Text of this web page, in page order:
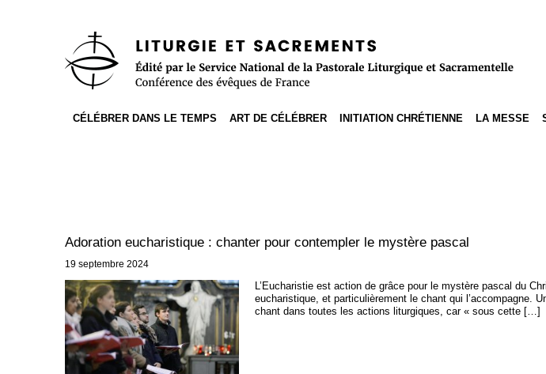
Accès direct à la recherche
CÉLÉBRER DANS LE TEMPS ART DE CÉLÉBRER INITIATION CHRÉTIENNE LA MESSE
Adoration eucharistique : chanter pour contempler le mystère pascal
19 septembre 2024
L’Eucharistie est action de grâce pour le mystère pascal du
eucharistique, et particulièrement le chant qui l’accompagne.
chant dans toutes les actions liturgiques, car « sous cette […]